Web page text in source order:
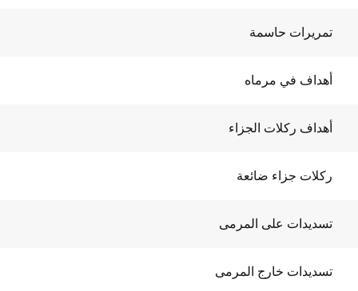
تمريرات حاسمة
أهداف في مرماه
أهداف ركلات الجزاء
ركلات جزاء ضائعة
تسديدات على المرمى
تسديدات خارج المرمى